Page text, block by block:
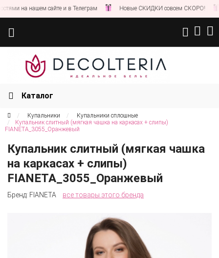
на нашем сайте и в Телеграм Новые СКИДКИ совсем СКОРО!
Каталог
Купальники
Купальники сплошные
Купальник слитный (мягкая чашка на каркасах + слипы)
FIANETA_3055_Оранжевый
Купальник слитный (мягкая чашка
на каркасах + слипы)
FIANETA_3055_Оранжевый
Бренд: FIANETA все товары этого бренда